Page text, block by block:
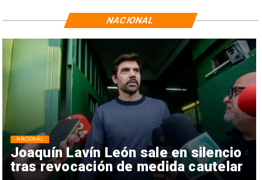
Joaquín Lavín León sale en silencio
tras revocación de medida cautelar
NACIONAL
NACIONAL